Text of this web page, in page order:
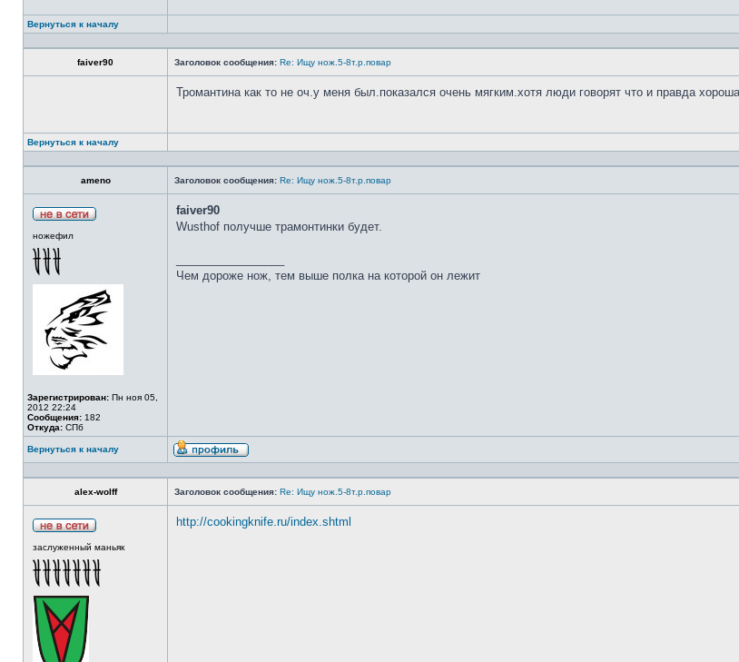
Вернуться к началу
faiver90 Заголовок сообщения: Re: Ищу нож.5-8т.р.повар
Тромантина как то не оч.у меня был.показался очень мягким.хотя люди говорят что и правда
Вернуться к началу
ameno Заголовок сообщения: Re: Ищу нож.5-8т.р.повар
ножефил
Зарегистрирован: Пн ноя 05,
2012 22:24
Сообщения: 182
Откуда: СПб
faiver90
Wusthof получше трамонтинки будет.
Чем дороже нож, тем выше полка на которой он лежит
Вернуться к началу
alex-wolff Заголовок сообщения: Re: Ищу нож.5-8т.р.повар
заслуженный маньяк
http://cookingknife.ru/index.shtml